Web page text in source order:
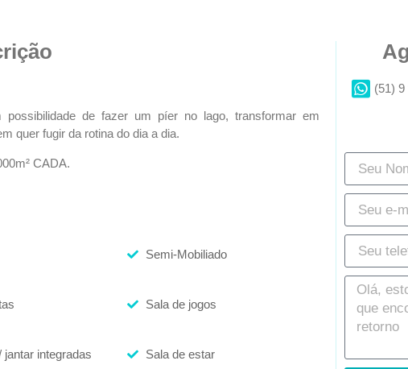
de fazer um píer no lago, transformar em
quer fugir da rotina do dia a dia.
CADA.
Semi-Mobiliado
Sala de jogos
jantar integradas Sala de estar
(51) 9